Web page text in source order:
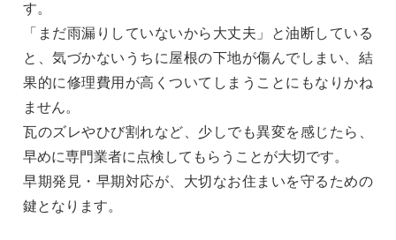
す。
「まだ雨漏りしていないから大丈夫」と油断している
と、気づかないうちに屋根の下地が傷んでしまい、結
果的に修理費用が高くついてしまうことにもなりかね
ません。
瓦のズレやひび割れなど、少しでも異変を感じたら、
早めに専門業者に点検してもらうことが大切です。
早期発見・早期対応が、大切なお住まいを守るための
鍵となります。